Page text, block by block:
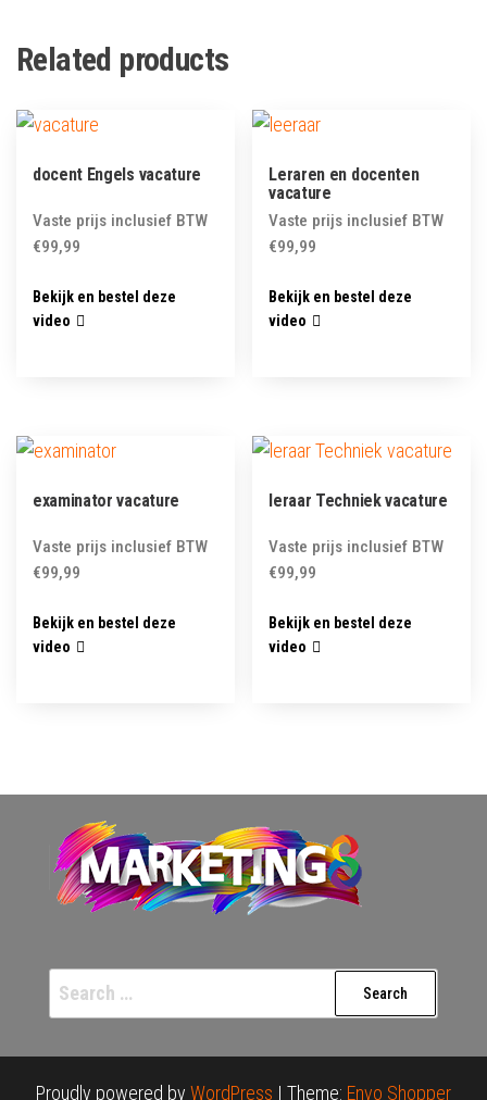
Related products
docent Engels vacature
Vaste prijs inclusief BTW
€99,99
Bekijk en bestel deze
video
Leraren en docenten
vacature
Vaste prijs inclusief BTW
€99,99
Bekijk en bestel deze
video
examinator vacature
Vaste prijs inclusief BTW
€99,99
Bekijk en bestel deze
video
leraar Techniek vacature
Vaste prijs inclusief BTW
€99,99
Bekijk en bestel deze
video
Search
for:
Proudly powered by WordPress | Theme: Envo Shopper